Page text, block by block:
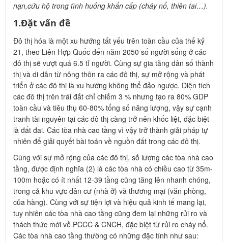
nạn,cứu hộ trong tình huống khẩn cấp (cháy nổ, thiên tai…).
1.Đặt vấn đề
Đô thị hóa là một xu hướng tất yếu trên toàn cầu của thế kỷ
21, theo Liên Hợp Quốc đến năm 2050 số người sống ở các
đô thị sẽ vượt quá 6.5 tỉ người. Cùng sự gia tăng dân số thành
thị và di dân từ nông thôn ra các đô thị, sự mở rộng và phát
triển ở các đô thị là xu hướng không thể đảo ngược. Diện tích
các đô thị trên trái đất chỉ chiếm 3 % nhưng tạo ra 80% GDP
toàn cầu và tiêu thụ 60-80% tổng số năng lượng, vậy sự cạnh
tranh tài nguyên tại các đô thị càng trở nên khốc liệt, đặc biệt
là đất đai. Các tòa nhà cao tầng vì vậy trở thành giải pháp tự
nhiên để giải quyết bài toán về nguồn đất trong các đô thị.
Cùng với sự mở rộng của các đô thị, số lượng các tòa nhà cao
tầng, được định nghĩa (2) là các tòa nhà có chiều cao từ 35m-
100m hoặc có ít nhất 12-39 tầng cũng tăng lên nhanh chóng,
trong cả khu vực dân cư (nhà ở) và thương mại (văn phòng,
của hàng). Cùng với sự tiện lợi và hiệu quả kinh tế mang lại,
tuy nhiên các tòa nhà cao tầng cũng đem lại những rủi ro và
thách thức mới về PCCC & CNCH, đặc biệt từ rủi ro cháy nổ.
Các tòa nhà cao tầng thường có những đặc tính như sau: